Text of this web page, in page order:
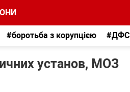
#боротьба з корупцією #ДФС
установ, МОЗ